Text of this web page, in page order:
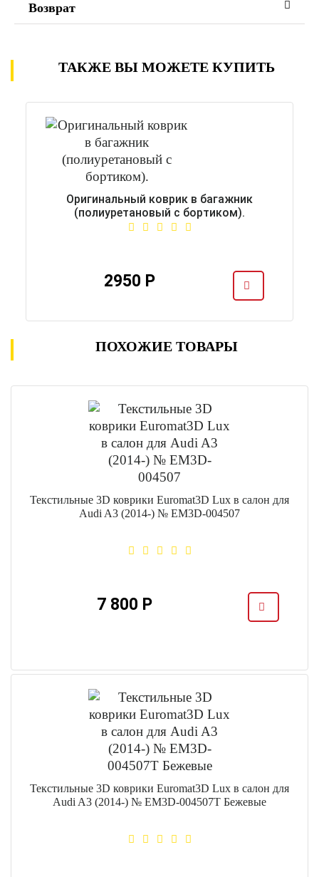
Возврат
ТАКЖЕ ВЫ МОЖЕТЕ КУПИТЬ
Оригинальный коврик в багажник
(полиуретановый с бортиком).
2950 Р
ПОХОЖИЕ ТОВАРЫ
Текстильные 3D коврики Euromat3D Lux в салон для
Audi A3 (2014-) № EM3D-004507
7 800 Р
Текстильные 3D коврики Euromat3D Lux в салон для
Audi A3 (2014-) № EM3D-004507T Бежевые